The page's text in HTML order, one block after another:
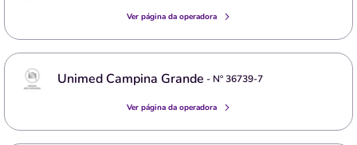
Ver página da operadora
Unimed Campina Grande - Nº36739-7
Ver página da operadora